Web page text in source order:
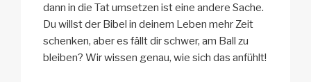
dann in die Tat umsetzen ist eine andere Sache.
Du willst der Bibel in deinem Leben mehr Zeit
schenken, aber es fällt dir schwer, am Ball zu
bleiben? Wir wissen genau, wie sich das anfühlt!